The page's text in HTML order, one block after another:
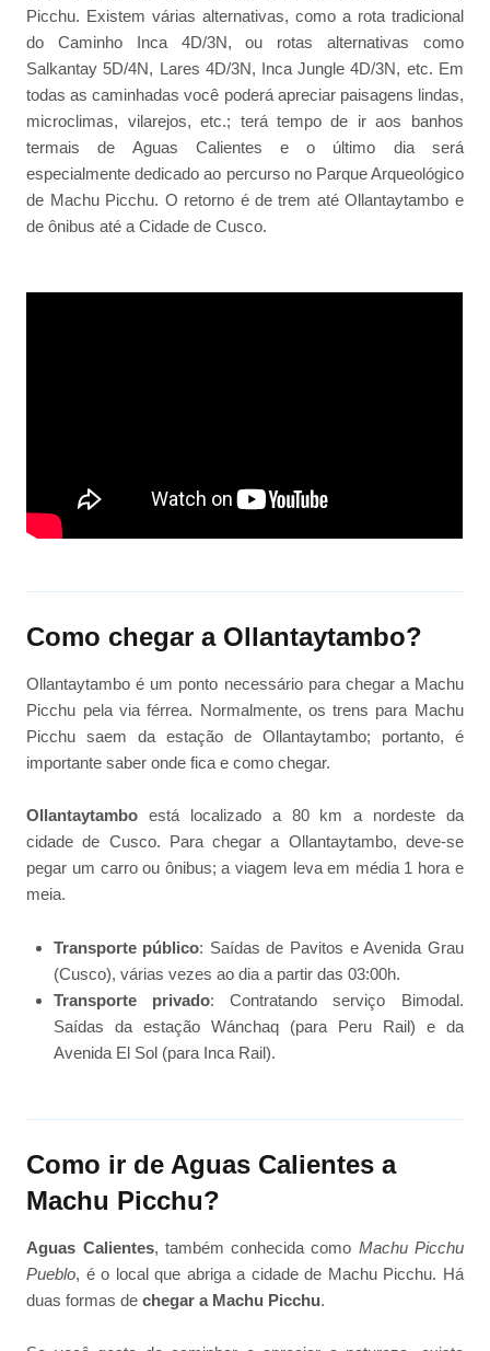
Picchu. Existem várias alternativas, como a rota tradicional
do Caminho Inca 4D/3N, ou rotas alternativas como
Salkantay 5D/4N, Lares 4D/3N, Inca Jungle 4D/3N, etc. Em
todas as caminhadas você poderá apreciar paisagens lindas,
microclimas, vilarejos, etc.; terá tempo de ir aos banhos
termais de Aguas Calientes e o último dia será
especialmente dedicado ao percurso no Parque Arqueológico
de Machu Picchu. O retorno é de trem até Ollantaytambo e
de ônibus até a Cidade de Cusco.
Como chegar a Ollantaytambo?
Ollantaytambo é um ponto necessário para chegar a Machu
Picchu pela via férrea. Normalmente, os trens para Machu
Picchu saem da estação de Ollantaytambo; portanto, é
importante saber onde fica e como chegar.
Ollantaytambo está localizado a 80 km a nordeste da
cidade de Cusco. Para chegar a Ollantaytambo, deve-se
pegar um carro ou ônibus; a viagem leva em média 1 hora e
meia.
Transporte público: Saídas de Pavitos e Avenida Grau
(Cusco), várias vezes ao dia a partir das 03:00h.
Transporte privado: Contratando serviço Bimodal.
Saídas da estação Wánchaq (para Peru Rail) e da
Avenida El Sol (para Inca Rail).
Como ir de Aguas Calientes a
Machu Picchu?
Aguas Calientes, também conhecida como Machu Picchu
Pueblo, é o local que abriga a cidade de Machu Picchu. Há
duas formas dechegar a Machu Picchu.